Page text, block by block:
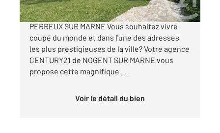
Superbe demeure d'exception à vendre à LE
PERREUX SUR MARNE Vous souhaitez vivre
coupé du monde et dans l'une des adresses
les plus prestigieuses de la ville? Votre agence
CENTURY21 de NOGENT SUR MARNE vous
propose cette magnifique ...
Voir le détail du bien